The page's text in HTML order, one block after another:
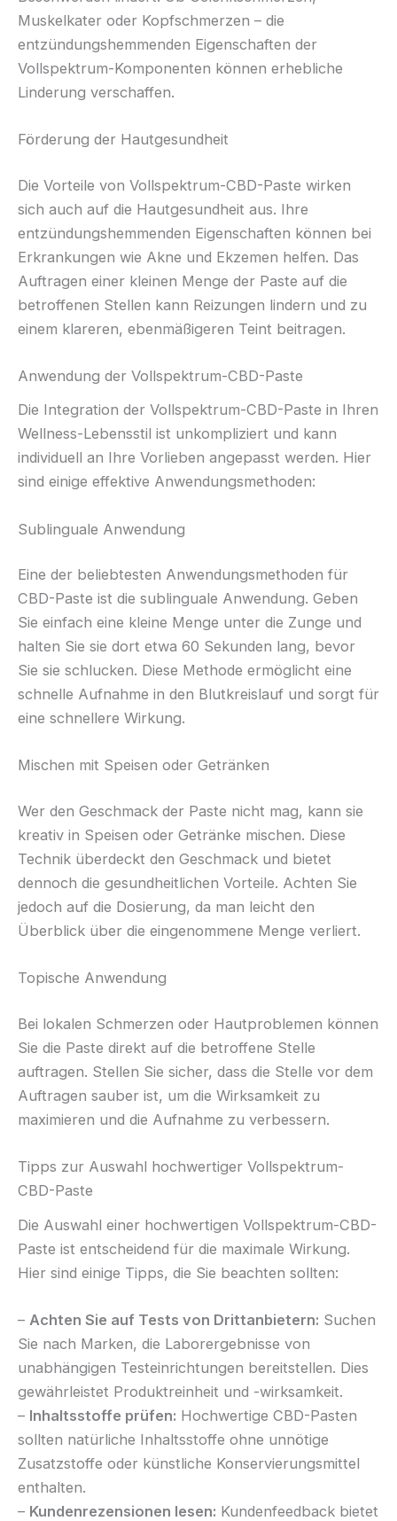
Muskelkater oder Kopfschmerzen – die
entzündungshemmenden Eigenschaften der
Vollspektrum-Komponenten können erhebliche
Linderung verschaffen.
Förderung der Hautgesundheit
Die Vorteile von Vollspektrum-CBD-Paste wirken
sich auch auf die Hautgesundheit aus. Ihre
entzündungshemmenden Eigenschaften können bei
Erkrankungen wie Akne und Ekzemen helfen. Das
Auftragen einer kleinen Menge der Paste auf die
betroffenen Stellen kann Reizungen lindern und zu
einem klareren, ebenmäßigeren Teint beitragen.
Anwendung der Vollspektrum-CBD-Paste
Die Integration der Vollspektrum-CBD-Paste in Ihren
Wellness-Lebensstil ist unkompliziert und kann
individuell an Ihre Vorlieben angepasst werden. Hier
sind einige effektive Anwendungsmethoden:
Sublinguale Anwendung
Eine der beliebtesten Anwendungsmethoden für
CBD-Paste ist die sublinguale Anwendung. Geben
Sie einfach eine kleine Menge unter die Zunge und
halten Sie sie dort etwa 60 Sekunden lang, bevor
Sie sie schlucken. Diese Methode ermöglicht eine
schnelle Aufnahme in den Blutkreislauf und sorgt für
eine schnellere Wirkung.
Mischen mit Speisen oder Getränken
Wer den Geschmack der Paste nicht mag, kann sie
kreativ in Speisen oder Getränke mischen. Diese
Technik überdeckt den Geschmack und bietet
dennoch die gesundheitlichen Vorteile. Achten Sie
jedoch auf die Dosierung, da man leicht den
Überblick über die eingenommene Menge verliert.
Topische Anwendung
Bei lokalen Schmerzen oder Hautproblemen können
Sie die Paste direkt auf die betroffene Stelle
auftragen. Stellen Sie sicher, dass die Stelle vor dem
Auftragen sauber ist, um die Wirksamkeit zu
maximieren und die Aufnahme zu verbessern.
Tipps zur Auswahl hochwertiger Vollspektrum-
CBD-Paste
Die Auswahl einer hochwertigen Vollspektrum-CBD-
Paste ist entscheidend für die maximale Wirkung.
Hier sind einige Tipps, die Sie beachten sollten:
– Achten Sie auf Tests von Drittanbietern: Suchen
Sie nach Marken, die Laborergebnisse von
unabhängigen Testeinrichtungen bereitstellen. Dies
gewährleistet Produktreinheit und -wirksamkeit.
– Inhaltsstoffe prüfen: Hochwertige CBD-Pasten
sollten natürliche Inhaltsstoffe ohne unnötige
Zusatzstoffe oder künstliche Konservierungsmittel
enthalten.
– Kundenrezensionen lesen: Kundenfeedback bietet